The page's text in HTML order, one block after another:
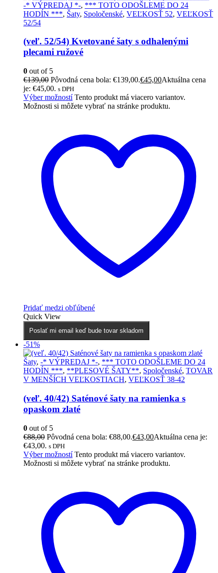
-* VÝPREDAJ *-, *** TOTO ODOŠLEME DO 24
HODÍN ***, Šaty, Spoločenské, VEĽKOSŤ 52, VEĽKOSŤ
52/54
(veľ. 52/54) Kvetované šaty s odhalenými
plecami ružové
0 out of 5
€139,00 Pôvodná cena bola: €139,00.€45,00Aktuálna cena
je: €45,00. s DPH
Výber možností Tento produkt má viacero variantov.
Možnosti si môžete vybrať na stránke produktu.
Pridať medzi obľúbené
Quick View
Poslať mi email keď bude tovar skladom
-51%
Šaty, -* VÝPREDAJ *-, *** TOTO ODOŠLEME DO 24
HODÍN ***, **PLESOVÉ ŠATY**, Spoločenské, TOVAR
V MENŠÍCH VEĽKOSTIACH, VEĽKOSŤ 38-42
(veľ. 40/42) Saténové šaty na ramienka s
opaskom zlaté
0 out of 5
€88,00 Pôvodná cena bola: €88,00.€43,00Aktuálna cena je:
€43,00. s DPH
Výber možností Tento produkt má viacero variantov.
Možnosti si môžete vybrať na stránke produktu.